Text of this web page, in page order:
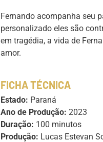
Fernando acompanha seu
personalizado eles são
em tragédia, a vida de
amor.
FICHA TÉCNICA
Estado: Paraná
Ano de Produção: 2023
Duração: 100 minutos
Produção: Lucas Estevan